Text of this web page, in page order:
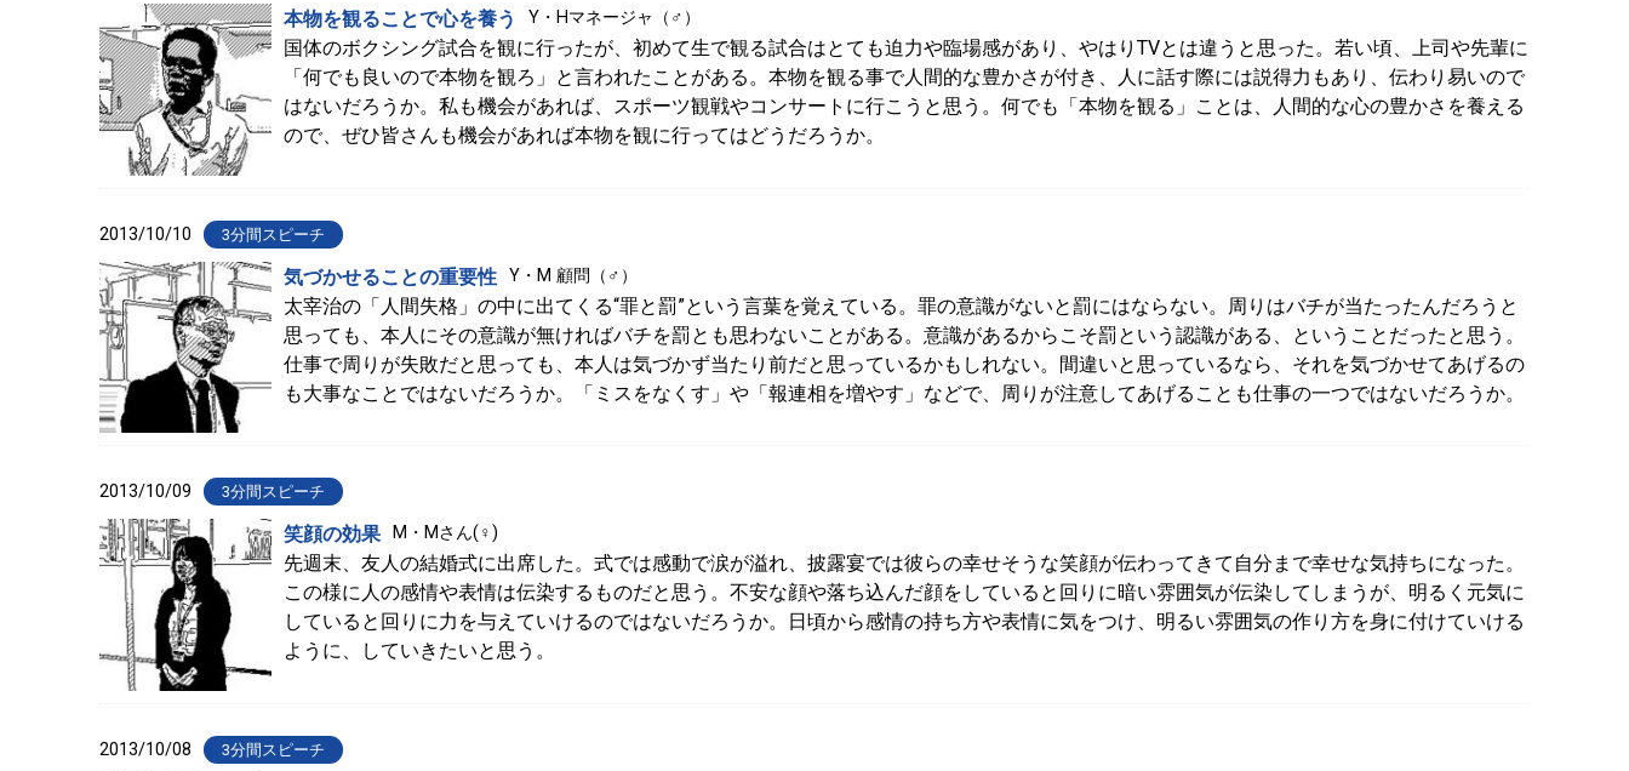
本物を観ることで心を養う Y・Hマネージャ（♂）
国体のボクシング試合を観に行ったが、初めて生で観る試合はとても迫力や臨場感があり、やはりTVとは違うと思った。若い頃、上司や先輩に
「何でも良いので本物を観ろ」と言われたことがある。本物を観る事で人間的な豊かさが付き、人に話す際には説得力もあり、伝わり易いので
はないだろうか。私も機会があれば、スポーツ観戦やコンサートに行こうと思う。何でも「本物を観る」ことは、人間的な心の豊かさを養える
ので、ぜひ皆さんも機会があれば本物を観に行ってはどうだろうか。
2013/10/10 3分間スピーチ
気づかせることの重要性 Y・M 顧問（♂）
太宰治の「人間失格」の中に出てくる“罪と罰”という言葉を覚えている。罪の意識がないと罰にはならない。周りはバチが当たったんだろうと
思っても、本人にその意識が無ければバチを罰とも思わないことがある。意識があるからこそ罰という認識がある、ということだったと思う。
仕事で周りが失敗だと思っても、本人は気づかず当たり前だと思っているかもしれない。間違いと思っているなら、それを気づかせてあげるの
も大事なことではないだろうか。「ミスをなくす」や「報連相を増やす」などで、周りが注意してあげることも仕事の一つではないだろうか。
2013/10/09 3分間スピーチ
笑顔の効果 M・Mさん(♀)
先週末、友人の結婚式に出席した。式では感動で涙が溢れ、披露宴では彼らの幸せそうな笑顔が伝わってきて自分まで幸せな気持ちになった。
この様に人の感情や表情は伝染するものだと思う。不安な顔や落ち込んだ顔をしていると回りに暗い雰囲気が伝染してしまうが、明るく元気に
していると回りに力を与えていけるのではないだろうか。日頃から感情の持ち方や表情に気をつけ、明るい雰囲気の作り方を身に付けていける
ように、していきたいと思う。
2013/10/08 3分間スピーチ